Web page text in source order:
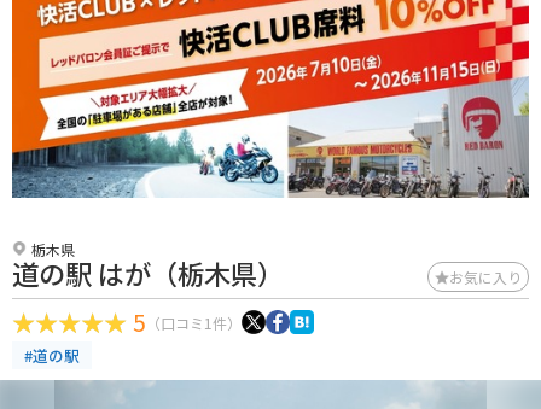
栃木県
道の駅 はが（栃木県） お気に入り
5 （口コミ1件）
#道の駅